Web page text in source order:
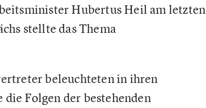
Hubertus Heil am letzten
stellte das Thema
beleuchteten in ihren
Folgen der bestehenden